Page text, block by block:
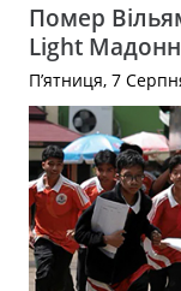
Помер
Light
П’ятниця, 7